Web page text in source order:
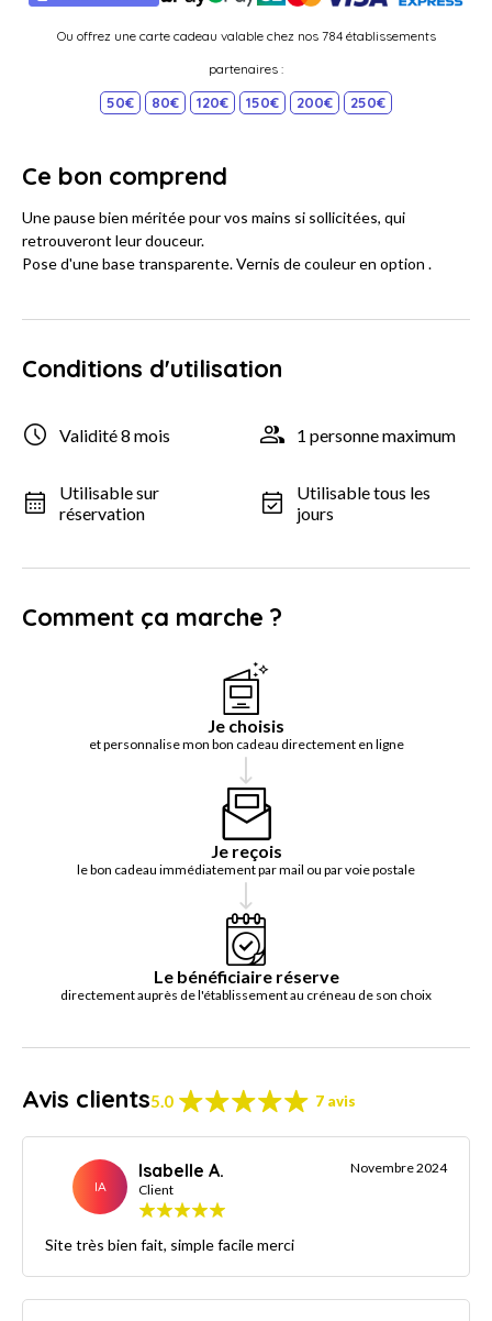
Ou offrez une carte cadeau valable chez nos 784 établissements
partenaires :
50€ 80€ 120€ 150€ 200€ 250€
Ce bon comprend
Une pause bien méritée pour vos mains si sollicitées, qui
retrouveront leur douceur.
Pose d'une base transparente. Vernis de couleur en option .
Conditions d'utilisation
Validité 8 mois 1 personne maximum
Utilisable sur
réservation
Utilisable tous les
jours
Comment ça marche ?
Je choisis
et personnalise mon bon cadeau directement en ligne
Je reçois
le bon cadeau immédiatement par mail ou par voie postale
Le bénéficiaire réserve
directement auprès de l'établissement au créneau de son choix
Avis clients5.0 7 avis
IA
Isabelle A.
Client
Novembre 2024
Site très bien fait, simple facile merci